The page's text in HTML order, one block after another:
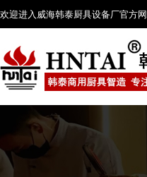
欢迎进入威海韩泰厨具设备厂官方网